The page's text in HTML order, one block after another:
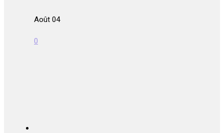
Août 04
0